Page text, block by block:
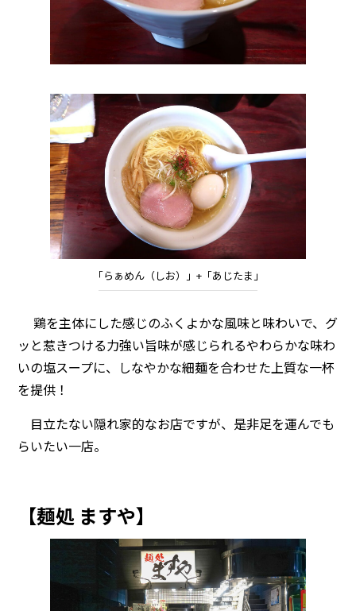
「らぁめん（しお）」+「あじたま」
鶏を主体にした感じのふくよかな風味と味わいで、グ
ッと惹きつける力強い旨味が感じられるやわらかな味わ
いの塩スープに、しなやかな細麺を合わせた上質な一杯
を提供！
目立たない隠れ家的なお店ですが、是非足を運んでも
らいたい一店。
【麺処 ますや】